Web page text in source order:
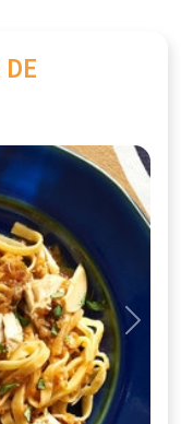
Next